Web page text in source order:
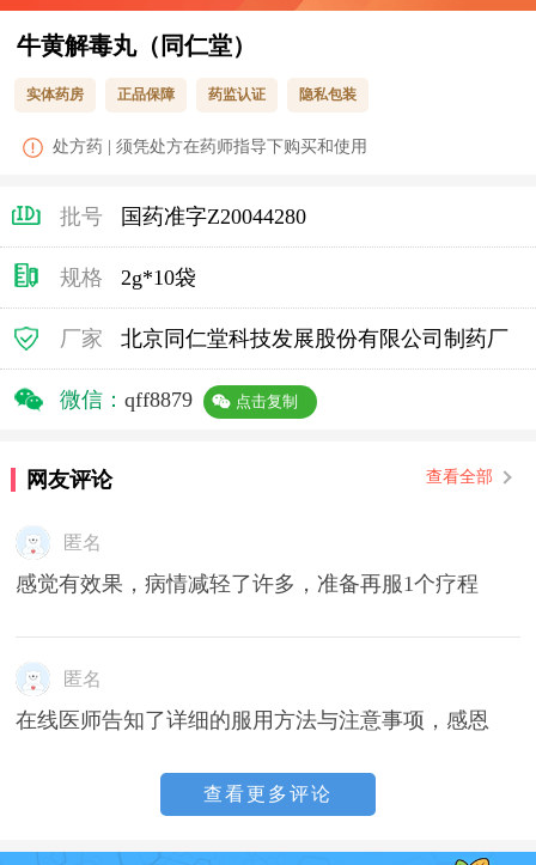
牛黄解毒丸（同仁堂）
实体药房 正品保障 药监认证 隐私包装
处方药 | 须凭处方在药师指导下购买和使用
批号 国药准字Z20044280
规格 2g*10袋
厂家 北京同仁堂科技发展股份有限公司制药厂
微信： qff8879 点击复制
网友评论 查看全部
匿名
感觉有效果，病情减轻了许多，准备再服1个疗程
匿名
在线医师告知了详细的服用方法与注意事项，感恩
查看更多评论